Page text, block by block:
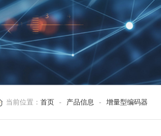
当前位置：首页 - 产品信息 - 增量型编码器